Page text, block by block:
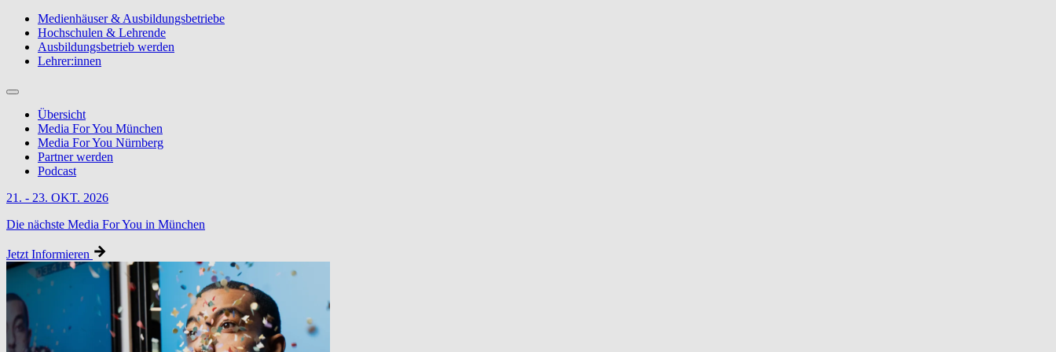
Medienhäuser & Ausbildungsbetriebe
Hochschulen & Lehrende
Ausbildungsbetrieb werden
Lehrer:innen
Übersicht
Media For You München
Media For You Nürnberg
Partner werden
Podcast
21. - 23. OKT. 2026
Die nächste Media For You in München
Jetzt Informieren